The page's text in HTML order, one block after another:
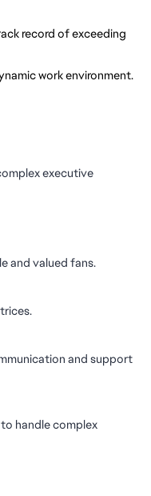
record of exceeding
work environment.
executive
and valued fans.
and support
handle complex